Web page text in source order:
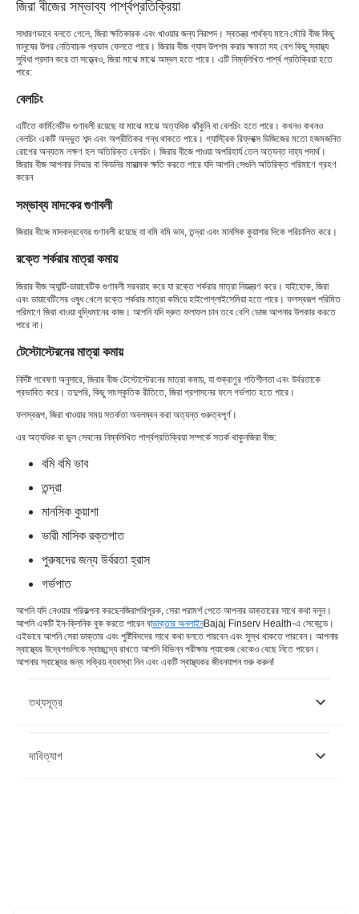
জিরা বীজের সম্ভাব্য পার্শ্বপ্রতিক্রিয়া
সাধারণভাবে বলতে গেলে, জিরা ক্ষতিকারক এবং খাওয়ার জন্য নিরাপদ। স্বতন্ত্র পার্থক্য মানে মৌরি বীজ কিছু
মানুষের উপর নেতিবাচক প্রভাব ফেলতে পারে। জিরার বীজ গ্যাস উপশম করার ক্ষমতা সহ বেশ কিছু স্বাস্থ্য
সুবিধা প্রদান করে তা সত্ত্বেও, জিরা মাঝে মাঝে অম্বল হতে পারে। এটি নিম্নলিখিত পার্শ্ব প্রতিক্রিয়া হতে
পারে:
বেলচিং
এটিতে কার্মিনেটিভ গুণাবলী রয়েছে যা মাঝে মাঝে অত্যধিক ঝাঁকুনি বা বেলচিং হতে পারে। কখনও কখনও
বেলচিং একটি অদ্ভুত শব্দ এবং অপ্রীতিকর গন্ধ থাকতে পারে। গ্যাস্ট্রিক রিফ্লাক্স ডিজিজের মতো হজমজনিত
রোগের অন্যতম লক্ষণ হল অতিরিক্ত বেলচিং। জিরার বীজে পাওয়া অপরিহার্য তেল অত্যন্ত দাহ্য পদার্থ।
জিরার বীজ আপনার লিভার বা কিডনির মারাত্মক ক্ষতি করতে পারে যদি আপনি সেগুলি অতিরিক্ত পরিমাণে গ্রহণ
করেন
সম্ভাব্য মাদকের গুণাবলী
জিরার বীজে মাদকদ্রব্যের গুণাবলী রয়েছে যা বমি বমি ভাব, তন্দ্রা এবং মানসিক কুয়াশার দিকে পরিচালিত করে।
রক্তে শর্করার মাত্রা কমায়
জিরার বীজ অ্যান্টি-ডায়াবেটিক গুণাবলী সরবরাহ করে যা রক্তে শর্করার মাত্রা নিয়ন্ত্রণ করে। যাইহোক, জিরা
এবং ডায়াবেটিসের ওষুধ খেলে রক্তে শর্করার মাত্রা কমিয়ে হাইপোগ্লাইসেমিয়া হতে পারে। ফলস্বরূপ পরিমিত
পরিমাণে জিরা খাওয়া বুদ্ধিমানের কাজ। আপনি যদি দ্রুত ফলাফল চান তবে বেশি ডোজ আপনার উপকার করতে
পারে না।
টেস্টোস্টেরনের মাত্রা কমায়
নির্দিষ্ট গবেষণা অনুসারে, জিরার বীজ টেস্টোস্টেরনের মাত্রা কমায়, যা শুক্রাণুর গতিশীলতা এবং উর্বরতাকে
প্রভাবিত করে। তদুপরি, কিছু সাংস্কৃতিক রীতিতে, জিরা প্রশাসনের ফলে গর্ভপাত হতে পারে।
ফলস্বরূপ, জিরা খাওয়ার সময় সতর্কতা অবলম্বন করা অত্যন্ত গুরুত্বপূর্ণ।
এর অত্যধিক বা ভুল সেবনের নিম্নলিখিত পার্শ্বপ্রতিক্রিয়া সম্পর্কে সতর্ক থাকুনজিরা বীজ:
বমি বমি ভাব
তন্দ্রা
মানসিক কুয়াশা
ভারী মাসিক রক্তপাত
পুরুষদের জন্য উর্বরতা হ্রাস
গর্ভপাত
আপনি যদি নেওয়ার পরিকল্পনা করছেনজিরাপরিপূরক, সেরা পরামর্শ পেতে আপনার ডাক্তারের সাথে কথা বলুন।
আপনি একটি ইন-ক্লিনিক বুক করতে পারেন বাডাক্তার অনলাইনBajaj Finserv Health-এ সেকেন্ডে।
এইভাবে আপনি সেরা ডাক্তার এবং পুষ্টিবিদদের সাথে কথা বলতে পারবেন এবং সুস্থ থাকতে পারবেন। আপনার
স্বাস্থ্যের উদ্বেগগুলিকে স্বাচ্ছন্দ্যে রাখতে আপনি বিভিন্ন পরীক্ষার প্যাকেজ থেকেও বেছে নিতে পারেন।
আপনার স্বাস্থ্যের জন্য সক্রিয় ব্যবস্থা নিন এবং একটি স্বাস্থ্যকর জীবনযাপন শুরু করুন!
তথ্যসূত্র
https://www.ncbi.nlm.nih.gov/pmc/articles/PMC4039583/
দাবিত্যাগ